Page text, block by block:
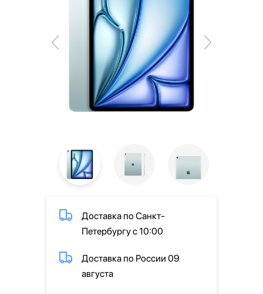
Доставка по Санкт-
Петербургу с 10:00
Доставка по России 09
августа